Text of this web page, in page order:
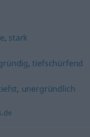
, stark
,tiefschürfend
, unergründlich